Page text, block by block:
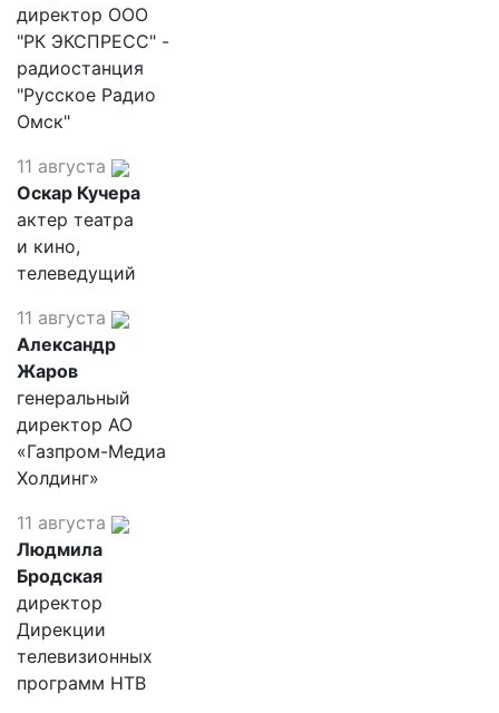
директор ООО
"РК ЭКСПРЕСС" -
радиостанция
"Русское Радио
Омск"
11 августа
Оскар Кучера
актер театра
и кино,
телеведущий
11 августа
Александр
Жаров
генеральный
директор АО
«Газпром-Медиа
Холдинг»
11 августа
Людмила
Бродская
директор
Дирекции
телевизионных
программ НТВ